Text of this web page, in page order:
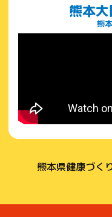
熊本
熊
熊本県健康づく